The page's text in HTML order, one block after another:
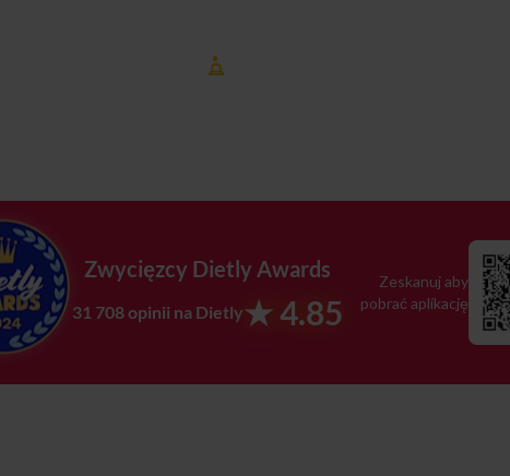
Zwycięzcy Dietly Awards
31 708 opinii na Dietly★ 4.85
Zeskanuj aby
pobrać aplikację